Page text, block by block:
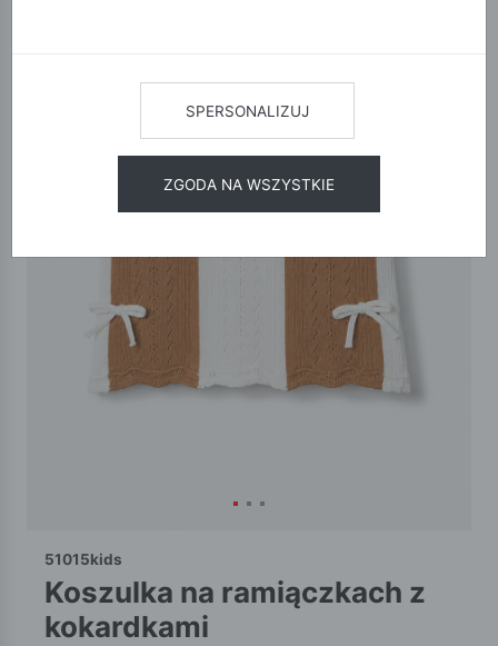
51015kids
koszulka na ramiączkach z
kokardkami
SPERSONALIZUJ
ZGODA NA WSZYSTKIE